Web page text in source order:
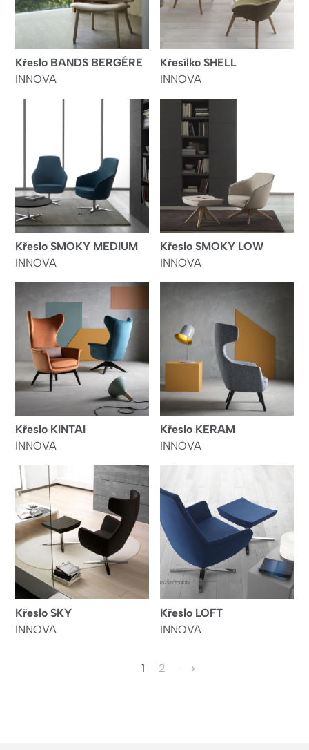
Křeslo BANDS BERGÉRE
INNOVA
Křesílko SHELL
INNOVA
Křeslo SMOKY MEDIUM
INNOVA
Křeslo SMOKY LOW
INNOVA
Křeslo KINTAI
INNOVA
Křeslo KERAM
INNOVA
Křeslo SKY
INNOVA
Křeslo LOFT
INNOVA
Aktuální
1 Page
2
Následující
⟶